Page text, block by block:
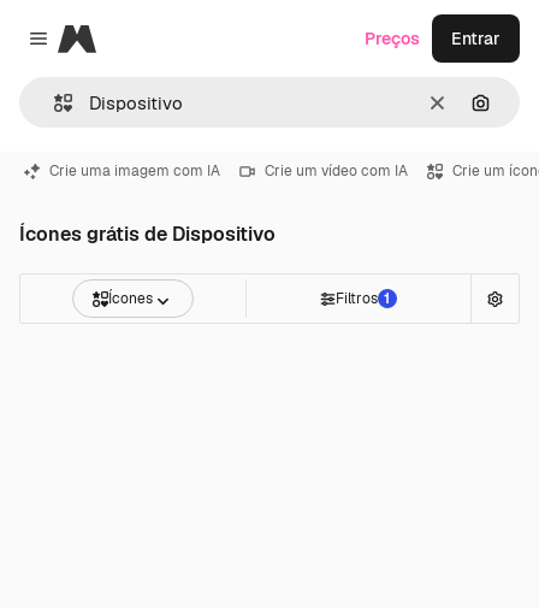
Close menu
Magnific
Limpar
Preços Entrar
Crie uma imagem com IA Crie um vídeo com IA Crie um
Ícones grátis de Dispositivo
Ícones Filtros 1